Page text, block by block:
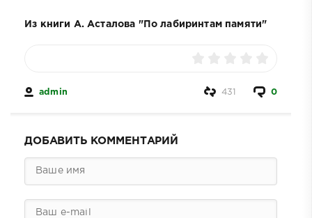
Из книги А. Асталова "По лабиринтам памяти"
admin 0
431
ДОБАВИТЬ КОММЕНТАРИЙ